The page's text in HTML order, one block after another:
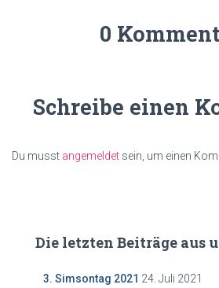
0
Schreibe einen
Du musst angemeldet sein, um einen
Die letzten Beiträge aus
3. Simsontag 2021 24. Juli 2021